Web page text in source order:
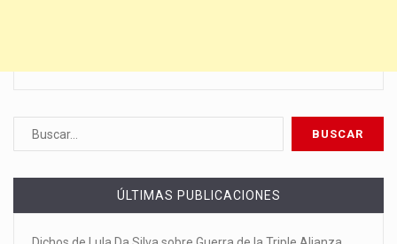
ÚLTIMAS PUBLICACIONES